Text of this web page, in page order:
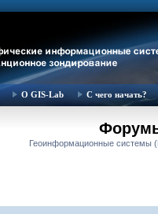
О GIS-Lab С чего начать?
Геоинформационные системы